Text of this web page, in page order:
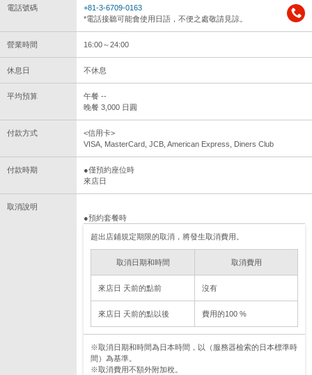
電話號碼
+81-3-6709-0163
*電話接聽可能會使用日語，不便之處敬請見諒。
營業時間 16:00～24:00
休息日 不休息
平均預算
午餐 --
晚餐 3,000 日圓
付款方式
<信用卡>
VISA, MasterCard, JCB, American Express, Diners Club
付款時期
●僅預約座位時
來店日
取消說明
●預約套餐時
超出店鋪規定期限的取消，將發生取消費用。
取消日期和時間 取消費用
來店日 天前的點前 沒有
來店日 天前的點以後 費用的100 %
※取消日期和時間為日本時間，以（服務器檢索的日本標準時
間）為基準。
※取消費用不額外附加稅。